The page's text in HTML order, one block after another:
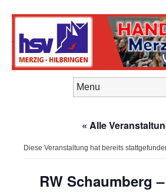
« Alle
Diese Veranstaltung hat bereits
RW Schaumberg